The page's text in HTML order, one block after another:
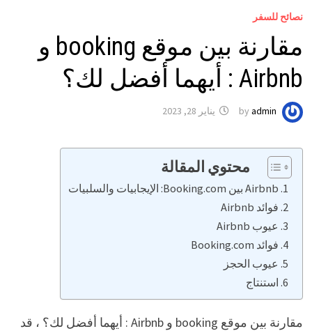
نصائح للسفر
مقارنة بين موقع booking و
Airbnb : أيهما أفضل لك؟
byadmin يناير 28, 2023
محتوي المقالة
Airbnb بين Booking.com: الإيجابيات والسلبيات
فوائد Airbnb
عيوب Airbnb
فوائد Booking.com
عيوب الحجز
استنتاج
مقارنة بين موقع booking و Airbnb : أيهما أفضل لك؟ ، قد